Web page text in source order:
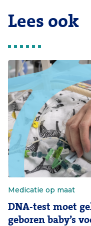
Lees ook
Medicatie op maat
DNA-test moet
geboren baby’s